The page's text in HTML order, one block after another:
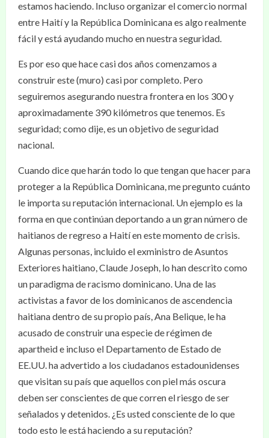
estamos haciendo. Incluso organizar el comercio normal
entre Haití y la República Dominicana es algo realmente
fácil y está ayudando mucho en nuestra seguridad.
Es por eso que hace casi dos años comenzamos a
construir este (muro) casi por completo. Pero
seguiremos asegurando nuestra frontera en los 300 y
aproximadamente 390 kilómetros que tenemos. Es
seguridad; como dije, es un objetivo de seguridad
nacional.
Cuando dice que harán todo lo que tengan que hacer para
proteger a la República Dominicana, me pregunto cuánto
le importa su reputación internacional. Un ejemplo es la
forma en que continúan deportando a un gran número de
haitianos de regreso a Haití en este momento de crisis.
Algunas personas, incluido el exministro de Asuntos
Exteriores haitiano, Claude Joseph, lo han descrito como
un paradigma de racismo dominicano. Una de las
activistas a favor de los dominicanos de ascendencia
haitiana dentro de su propio país, Ana Belique, le ha
acusado de construir una especie de régimen de
apartheid e incluso el Departamento de Estado de
EE.UU. ha advertido a los ciudadanos estadounidenses
que visitan su país que aquellos con piel más oscura
deben ser conscientes de que corren el riesgo de ser
señalados y detenidos. ¿Es usted consciente de lo que
todo esto le está haciendo a su reputación?